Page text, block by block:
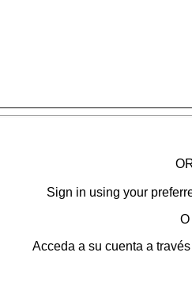
Sign in using your
O
Acceda a su cuenta a